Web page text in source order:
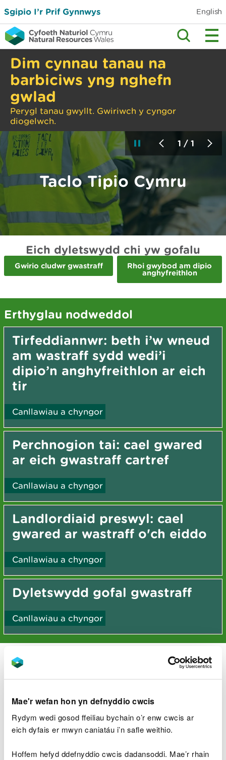
Mae'r wefan hon yn defnyddio cwcis
Rydym wedi gosod ffeiliau bychain o’r enw cwcis ar
eich dyfais er mwyn caniatáu i’n safle weithio.
Hoffem hefyd ddefnyddio cwcis dadansoddi. Mae’r rhain
Sgipio I’r Prif Gynnwys English
Dim cynnau tanau na
barbiciws yng nghefn
gwlad
Perygl tanau gwyllt. Gwiriwch y cyngor
diogelwch.
1 / 1
Taclo Tipio Cymru
Eich dyletswydd chi yw gofalu
Gwirio cludwr gwastraff
Rhoi gwybod am dipio
anghyfreithlon
Erthyglau nodweddol
Tirfeddiannwr: beth i’w wneud
am wastraff sydd wedi’i
dipio’n anghyfreithlon ar eich
tir
Canllawiau a chyngor
Perchnogion tai: cael gwared
ar eich gwastraff cartref
Canllawiau a chyngor
Landlordiaid preswyl: cael
gwared ar wastraff o'ch eiddo
Canllawiau a chyngor
Dyletswydd gofal gwastraff
Canllawiau a chyngor
Newyddion a blogiau
gwastraff yn cael ei
ddirymu yn dilyn
euogfarn am dipio
anghyfreithlon
Newyddion